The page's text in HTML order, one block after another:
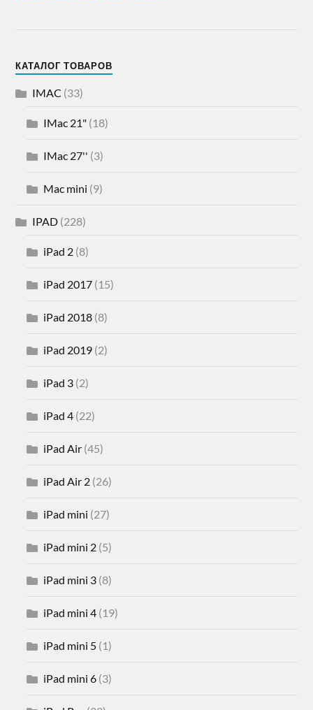
КАТАЛОГ ТОВАРОВ
IMAC (33)
IMac 21" (18)
IMac 27'' (3)
Mac mini (9)
IPAD (228)
iPad 2 (8)
iPad 2017 (15)
iPad 2018 (8)
iPad 2019 (2)
iPad 3 (2)
iPad 4 (22)
iPad Air (45)
iPad Air 2 (26)
iPad mini (27)
iPad mini 2 (5)
iPad mini 3 (8)
iPad mini 4 (19)
iPad mini 5 (1)
iPad mini 6 (3)